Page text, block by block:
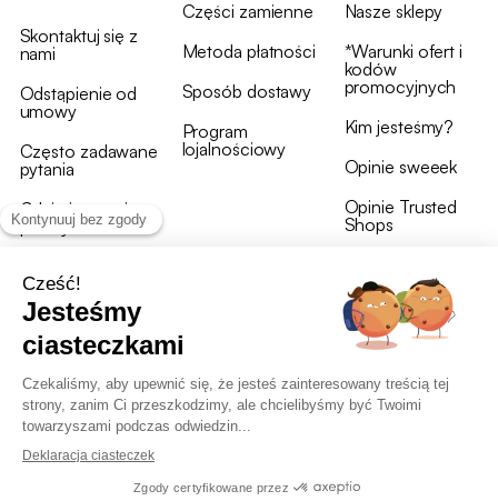
Skontaktuj się z
nami
Odstąpienie od
umowy
Często zadawane
pytania
Gdzie jest moja
przesyłka?
Części zamienne
Metoda płatności
Sposób dostawy
Program
lojalnościowy
Nasze sklepy
*Warunki ofert i
kodów
promocyjnych
Kim jesteśmy?
Opinie sweeek
Opinie Trusted
Shops
OWU programu lojalnościowego
RODO i polityka plików cookie
Deklaracja dostępności